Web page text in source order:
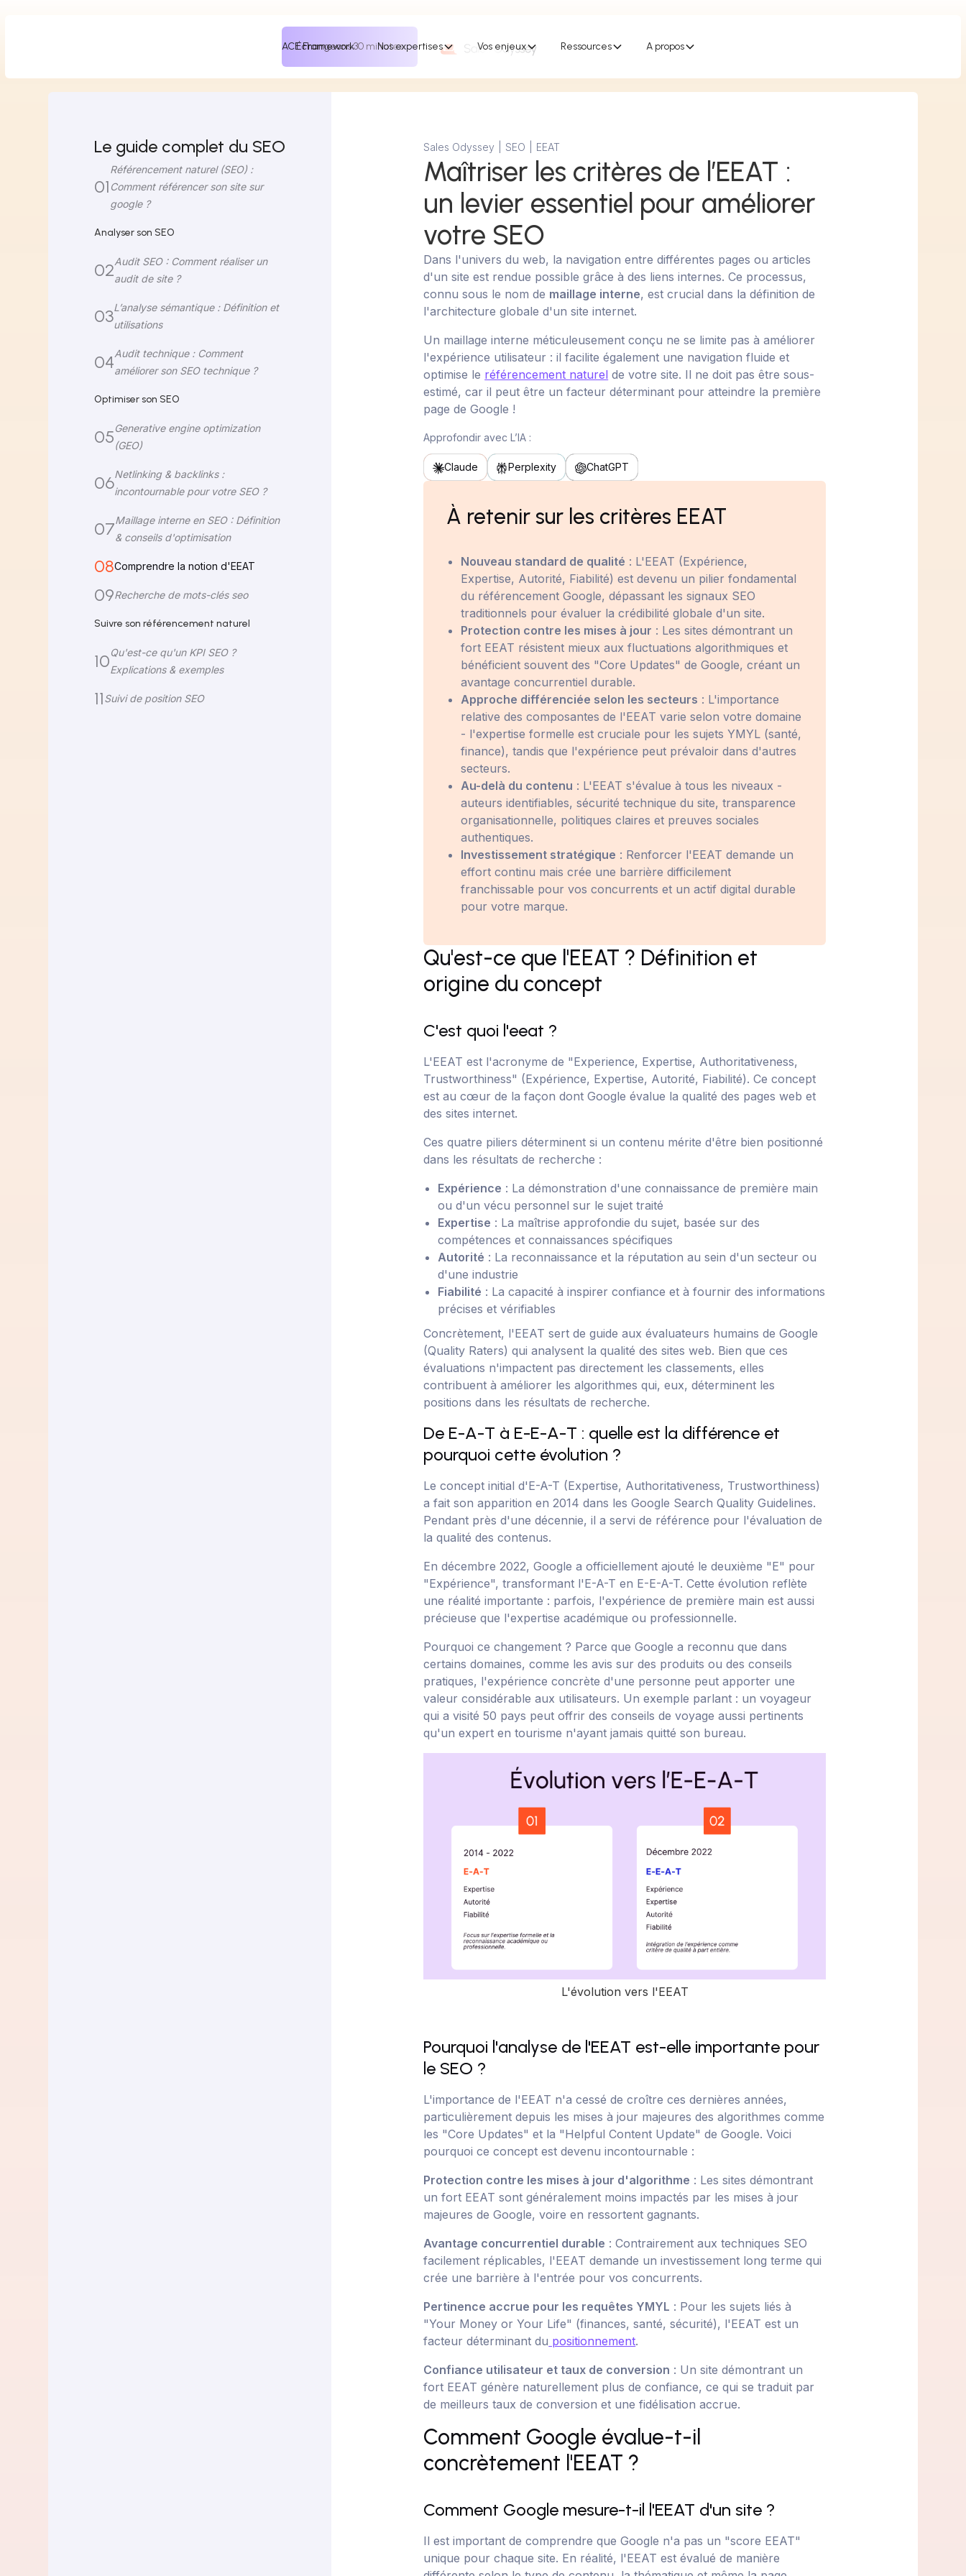
ACE Framework Nos expertises Vos enjeux Ressources A propos
Échangeons 30 minutes
Le guide complet du SEO
01
Référencement naturel (SEO) :
Comment référencer son site sur
google ?
Analyser son SEO
02Audit SEO : Comment réaliser un
audit de site ?
03L’analyse sémantique : Définition et
utilisations
04Audit technique : Comment
améliorer son SEO technique ?
Optimiser son SEO
05Generative engine optimization
(GEO)
06Netlinking & backlinks :
incontournable pour votre SEO ?
07Maillage interne en SEO : Définition
& conseils d'optimisation
08Comprendre la notion d'EEAT
09Recherche de mots-clés seo
Suivre son référencement naturel
10Qu'est-ce qu'un KPI SEO ?
Explications & exemples
11Suivi de position SEO
Sales Odyssey SEO EEAT
Maîtriser les critères de l’EEAT :
un levier essentiel pour améliorer
votre SEO
Dans l'univers du web, la navigation entre différentes pages ou articles
d'un site est rendue possible grâce à des liens internes. Ce processus,
connu sous le nom de maillage interne, est crucial dans la définition de
l'architecture globale d'un site internet.
Un maillage interne méticuleusement conçu ne se limite pas à améliorer
l'expérience utilisateur : il facilite également une navigation fluide et
optimise le référencement naturel de votre site. Il ne doit pas être sous-
estimé, car il peut être un facteur déterminant pour atteindre la première
page de Google !
Approfondir avec L’IA :
Claude Perplexity ChatGPT
À retenir sur les critères EEAT
Nouveau standard de qualité : L'EEAT (Expérience,
Expertise, Autorité, Fiabilité) est devenu un pilier fondamental
du référencement Google, dépassant les signaux SEO
traditionnels pour évaluer la crédibilité globale d'un site.
Protection contre les mises à jour : Les sites démontrant un
fort EEAT résistent mieux aux fluctuations algorithmiques et
bénéficient souvent des "Core Updates" de Google, créant un
avantage concurrentiel durable.
Approche différenciée selon les secteurs : L'importance
relative des composantes de l'EEAT varie selon votre domaine
- l'expertise formelle est cruciale pour les sujets YMYL (santé,
finance), tandis que l'expérience peut prévaloir dans d'autres
secteurs.
Au-delà du contenu : L'EEAT s'évalue à tous les niveaux -
auteurs identifiables, sécurité technique du site, transparence
organisationnelle, politiques claires et preuves sociales
authentiques.
Investissement stratégique : Renforcer l'EEAT demande un
effort continu mais crée une barrière difficilement
franchissable pour vos concurrents et un actif digital durable
pour votre marque.
Qu'est-ce que l'EEAT ? Définition et
origine du concept
C'est quoi l'eeat ?
L'EEAT est l'acronyme de "Experience, Expertise, Authoritativeness,
Trustworthiness" (Expérience, Expertise, Autorité, Fiabilité). Ce concept
est au cœur de la façon dont Google évalue la qualité des pages web et
des sites internet.
Ces quatre piliers déterminent si un contenu mérite d'être bien positionné
dans les résultats de recherche :
Expérience : La démonstration d'une connaissance de première main
ou d'un vécu personnel sur le sujet traité
Expertise : La maîtrise approfondie du sujet, basée sur des
compétences et connaissances spécifiques
Autorité : La reconnaissance et la réputation au sein d'un secteur ou
d'une industrie
Fiabilité : La capacité à inspirer confiance et à fournir des informations
précises et vérifiables
Concrètement, l'EEAT sert de guide aux évaluateurs humains de Google
(Quality Raters) qui analysent la qualité des sites web. Bien que ces
évaluations n'impactent pas directement les classements, elles
contribuent à améliorer les algorithmes qui, eux, déterminent les
positions dans les résultats de recherche.
De E-A-T à E-E-A-T : quelle est la différence et
pourquoi cette évolution ?
Le concept initial d'E-A-T (Expertise, Authoritativeness, Trustworthiness)
a fait son apparition en 2014 dans les Google Search Quality Guidelines.
Pendant près d'une décennie, il a servi de référence pour l'évaluation de
la qualité des contenus.
En décembre 2022, Google a officiellement ajouté le deuxième "E" pour
"Expérience", transformant l'E-A-T en E-E-A-T. Cette évolution reflète
une réalité importante : parfois, l'expérience de première main est aussi
précieuse que l'expertise académique ou professionnelle.
Pourquoi ce changement ? Parce que Google a reconnu que dans
certains domaines, comme les avis sur des produits ou des conseils
pratiques, l'expérience concrète d'une personne peut apporter une
valeur considérable aux utilisateurs. Un exemple parlant : un voyageur
qui a visité 50 pays peut offrir des conseils de voyage aussi pertinents
qu'un expert en tourisme n'ayant jamais quitté son bureau.
L'évolution vers l'EEAT
Pourquoi l'analyse de l'EEAT est-elle importante pour
le SEO ?
L'importance de l'EEAT n'a cessé de croître ces dernières années,
particulièrement depuis les mises à jour majeures des algorithmes comme
les "Core Updates" et la "Helpful Content Update" de Google. Voici
pourquoi ce concept est devenu incontournable :
Protection contre les mises à jour d'algorithme : Les sites démontrant
un fort EEAT sont généralement moins impactés par les mises à jour
majeures de Google, voire en ressortent gagnants.
Avantage concurrentiel durable : Contrairement aux techniques SEO
facilement réplicables, l'EEAT demande un investissement long terme qui
crée une barrière à l'entrée pour vos concurrents.
Pertinence accrue pour les requêtes YMYL : Pour les sujets liés à
"Your Money or Your Life" (finances, santé, sécurité), l'EEAT est un
facteur déterminant du positionnement.
Confiance utilisateur et taux de conversion : Un site démontrant un
fort EEAT génère naturellement plus de confiance, ce qui se traduit par
de meilleurs taux de conversion et une fidélisation accrue.
Comment Google évalue-t-il
concrètement l'EEAT ?
Comment Google mesure-t-il l'EEAT d'un site ?
Il est important de comprendre que Google n'a pas un "score EEAT"
unique pour chaque site. En réalité, l'EEAT est évalué de manière